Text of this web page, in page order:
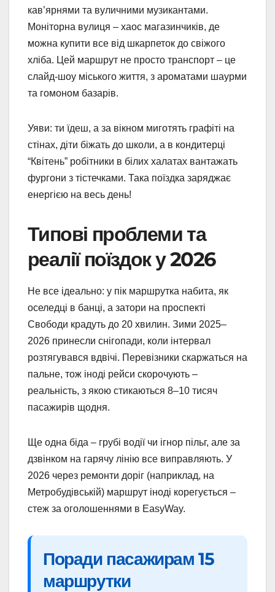
кав’ярнями та вуличними музикантами.
Моніторна вулиця – хаос магазинчиків, де
можна купити все від шкарпеток до свіжого
хліба. Цей маршрут не просто транспорт – це
слайд-шоу міського життя, з ароматами шаурми
та гомоном базарів.
Уяви: ти їдеш, а за вікном миготять графіті на
стінах, діти біжать до школи, а в кондитерці
“Квітень” робітники в білих халатах вантажать
фургони з тістечками. Така поїздка заряджає
енергією на весь день!
Типові проблеми та
реалії поїздок у 2026
Не все ідеально: у пік маршрутка набита, як
оселедці в банці, а затори на проспекті
Свободи крадуть до 20 хвилин. Зими 2025–
2026 принесли снігопади, коли інтервал
розтягувався вдвічі. Перевізники скаржаться на
пальне, тож іноді рейси скорочують –
реальність, з якою стикаються 8–10 тисяч
пасажирів щодня.
Ще одна біда – грубі водії чи ігнор пільг, але за
дзвінком на гарячу лінію все виправляють. У
2026 через ремонти доріг (наприклад, на
Метробудівській) маршрут іноді корегується –
стеж за оголошеннями в EasyWay.
Поради пасажирам 15
маршрутки